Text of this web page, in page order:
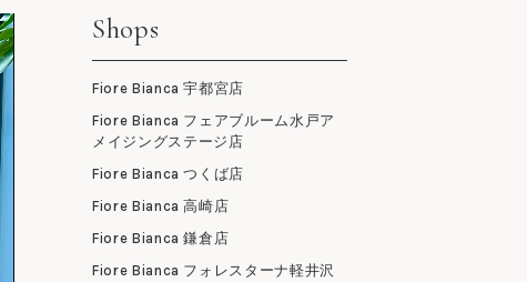
Shops
Fiore Bianca 宇都宮店
Fiore Bianca フェアブルーム水戸ア
メイジングステージ店
Fiore Bianca つくば店
Fiore Bianca 高崎店
Fiore Bianca 鎌倉店
Fiore Bianca フォレスターナ軽井沢